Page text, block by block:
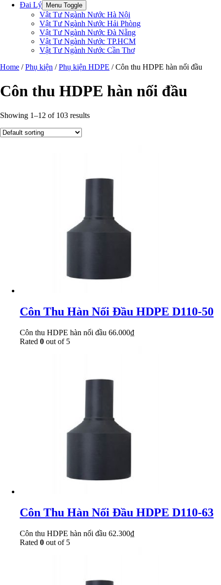
Đai Lý
Menu Toggle
Vật Tư Ngành Nước Hà Nội
Vật Tư Ngành Nước Hải Phòng
Vật Tư Ngành Nước Đà Nẵng
Vật Tư Ngành Nước TP.HCM
Vật Tư Ngành Nước Cần Thơ
Home /Phụ kiện /Phụ kiện HDPE / Côn thu HDPE hàn nối đầu
Côn thu HDPE hàn nối đầu
Showing 1–12 of 103 results
Côn Thu Hàn Nối Đầu HDPE D110-50
Côn thu HDPE hàn nối đầu 66.000₫
Rated 0 out of 5
Côn Thu Hàn Nối Đầu HDPE D110-63
Côn thu HDPE hàn nối đầu 62.300₫
Rated 0 out of 5